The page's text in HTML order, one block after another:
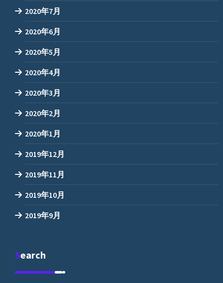
2020年7月
2020年6月
2020年5月
2020年4月
2020年3月
2020年2月
2020年1月
2019年12月
2019年11月
2019年10月
2019年9月
Search